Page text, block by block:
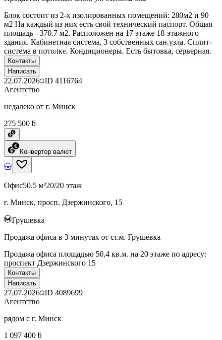
Блок состоит из 2-х изолированных помещений: 280м2 и 90
м2 На каждый из них есть свой технический паспорт. Общая
площадь - 370.7 м2. Расположен на 17 этаже 18-этажного
здания. Кабинетная система, 3 собственных сан.узла. Сплит-
система в потолке. Кондиционеры. Есть бытовка, серверная.
Контакты
Написать
22.07.2026 ID 4116764
Агентство
недалеко от г. Минск
275 500 ƃ
Конвертер валют
Офис50.5 м²20/20 этаж
г. Минск, просп. Дзержинского, 15
Грушевка
Продажа офиса в 3 минутах от ст.м. Грушевка
Продажа офиса площадью 50,4 кв.м. на 20 этаже по адресу:
проспект Дзержинского 15
Контакты
Написать
27.07.2026 ID 4089699
Агентство
рядом с г. Минск
1 097 400 ƃ